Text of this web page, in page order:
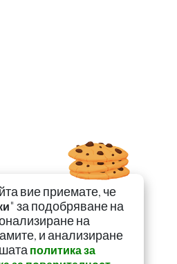
вие приемате, че
" за подобряване на
на
и анализиране
политика за